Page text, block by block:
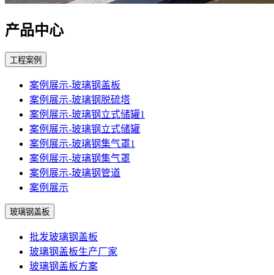
产品中心
工程案例
案例展示-玻璃钢盖板
案例展示-玻璃钢脱硫塔
案例展示-玻璃钢立式储罐1
案例展示-玻璃钢立式储罐
案例展示-玻璃钢集气罩1
案例展示-玻璃钢集气罩
案例展示-玻璃钢管道
案例展示
玻璃钢盖板
批发玻璃钢盖板
玻璃钢盖板生产厂家
玻璃钢盖板方案